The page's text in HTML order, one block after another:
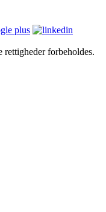
forbeholdes.